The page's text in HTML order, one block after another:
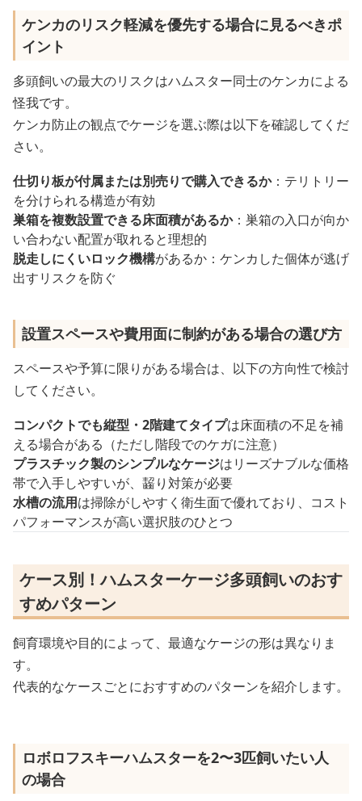
ケンカのリスク軽減を優先する場合に見るべきポ
イント
多頭飼いの最大のリスクはハムスター同士のケンカによる
怪我です。
ケンカ防止の観点でケージを選ぶ際は以下を確認してくだ
さい。
仕切り板が付属または別売りで購入できるか：テリトリー
を分けられる構造が有効
巣箱を複数設置できる床面積があるか：巣箱の入口が向か
い合わない配置が取れると理想的
脱走しにくいロック機構があるか：ケンカした個体が逃げ
出すリスクを防ぐ
設置スペースや費用面に制約がある場合の選び方
スペースや予算に限りがある場合は、以下の方向性で検討
してください。
コンパクトでも縦型・2階建てタイプは床面積の不足を補
える場合がある（ただし階段でのケガに注意）
プラスチック製のシンプルなケージはリーズナブルな価格
帯で入手しやすいが、齧り対策が必要
水槽の流用は掃除がしやすく衛生面で優れており、コスト
パフォーマンスが高い選択肢のひとつ
ケース別！ハムスターケージ多頭飼いのおす
すめパターン
飼育環境や目的によって、最適なケージの形は異なりま
す。
代表的なケースごとにおすすめのパターンを紹介します。
ロボロフスキーハムスターを2〜3匹飼いたい人
の場合